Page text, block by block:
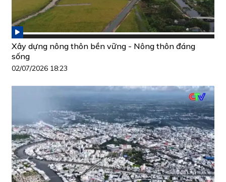
Xây dựng nông thôn bền vững - Nông thôn đáng
sống
02/07/2026 18:23